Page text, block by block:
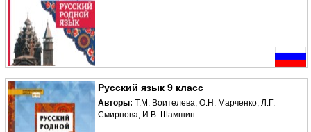
Русский язык 9 класс
Авторы: Т.М. Воителева, О.Н. Марченко, Л.Г.
Смирнова, И.В. Шамшин